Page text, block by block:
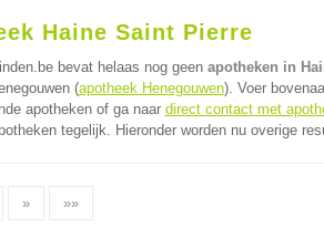
Haine Saint Pierre
bevat helaas nog geen apotheken in
(apotheek Henegouwen). Voer
apotheken of ga naar direct contact met
tegelijk. Hieronder worden nu overige
» »»